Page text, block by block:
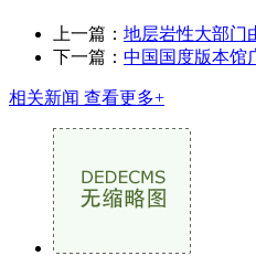
上一篇： 地层岩性大部门
下一篇： 中国国度版本馆
相关新闻 查看更多+